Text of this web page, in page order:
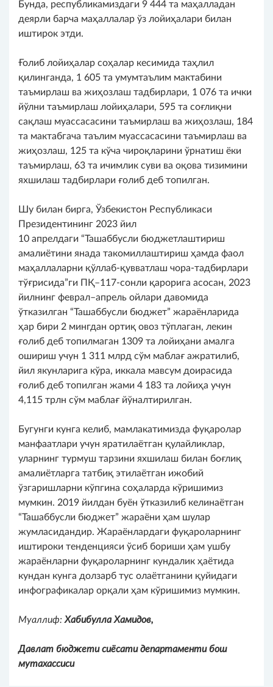
Бунда, республикамиздаги 9 444 та маҳалладан
деярли барча маҳаллалар ўз лойиҳалари билан
иштирок этди.
Ғолиб лойиҳалар соҳалар кесимида таҳлил
қилинганда, 1 605 та умумтаълим мактабини
таъмирлаш ва жиҳозлаш тадбирлари, 1 076 та ички
йўлни таъмирлаш лойиҳалари, 595 та соғлиқни
сақлаш муассасасини таъмирлаш ва жиҳозлаш, 184
та мактабгача таълим муассасасини таъмирлаш ва
жиҳозлаш, 125 та кўча чироқларини ўрнатиш ёки
таъмирлаш, 63 та ичимлик суви ва оқова тизимини
яхшилаш тадбирлари ғолиб деб топилган.
Шу билан бирга, Ўзбекистон Республикаси
Президентининг 2023 йил
10 апрелдаги “Ташаббусли бюджетлаштириш
амалиётини янада такомиллаштириш ҳамда фаол
маҳаллаларни қўллаб-қувватлаш чора-тадбирлари
тўғрисида”ги ПҚ–117-сонли қарорига асосан, 2023
йилнинг феврал–апрель ойлари давомида
ўтказилган “Ташаббусли бюджет” жараёнларида
ҳар бири 2 мингдан ортиқ овоз тўплаган, лекин
ғолиб деб топилмаган 1309 та лойиҳани амалга
ошириш учун 1 311 млрд сўм маблағ ажратилиб,
йил якунларига кўра, иккала мавсум доирасида
ғолиб деб топилган жами 4 183 та лойиҳа учун
4,115 трлн сўм маблағ йўналтирилган.
Бугунги кунга келиб, мамлакатимизда фуқаролар
манфаатлари учун яратилаётган қулайликлар,
уларнинг турмуш тарзини яхшилаш билан боғлиқ
амалиётларга татбиқ этилаётган ижобий
ўзгаришларни кўпгина соҳаларда кўришимиз
мумкин. 2019 йилдан буён ўтказилиб келинаётган
“Ташаббусли бюджет” жараёни ҳам шулар
жумласидандир. Жараёнлардаги фуқароларнинг
иштироки тенденцияси ўсиб бориши ҳам ушбу
жараёнларни фуқароларнинг кундалик ҳаётида
кундан кунга долзарб тус олаётганини қуйидаги
инфографикалар орқали ҳам кўришимиз мумкин.
Муаллиф: Хабибулла Хамидов,
Давлат бюджети сиёсати департаменти бош
мутахассиси